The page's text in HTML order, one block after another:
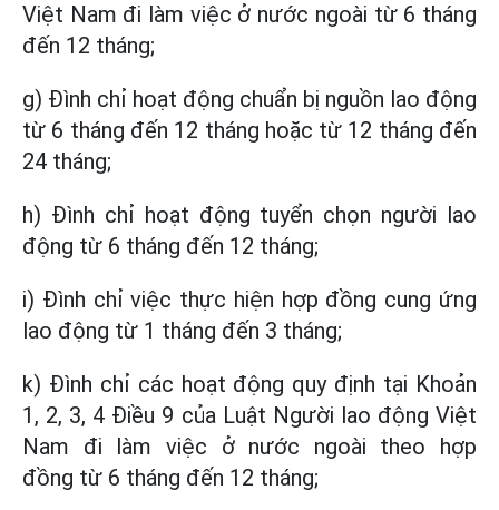
Việt Nam đi làm việc ở nước ngoài từ 6 tháng
đến 12 tháng;
g) Đình chỉ hoạt động chuẩn bị nguồn lao động
từ 6 tháng đến 12 tháng hoặc từ 12 tháng đến
24 tháng;
h) Đình chỉ hoạt động tuyển chọn người lao
động từ 6 tháng đến 12 tháng;
i) Đình chỉ việc thực hiện hợp đồng cung ứng
lao động từ 1 tháng đến 3 tháng;
k) Đình chỉ các hoạt động quy định tại Khoản
1, 2, 3, 4 Điều 9 của Luật Người lao động Việt
Nam đi làm việc ở nước ngoài theo hợp
đồng từ 6 tháng đến 12 tháng;